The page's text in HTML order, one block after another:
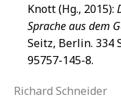
Knott (Hg., 2015):
Sprache aus dem
Seitz, Berlin. 334
95757-145-8.
Richard Schneider